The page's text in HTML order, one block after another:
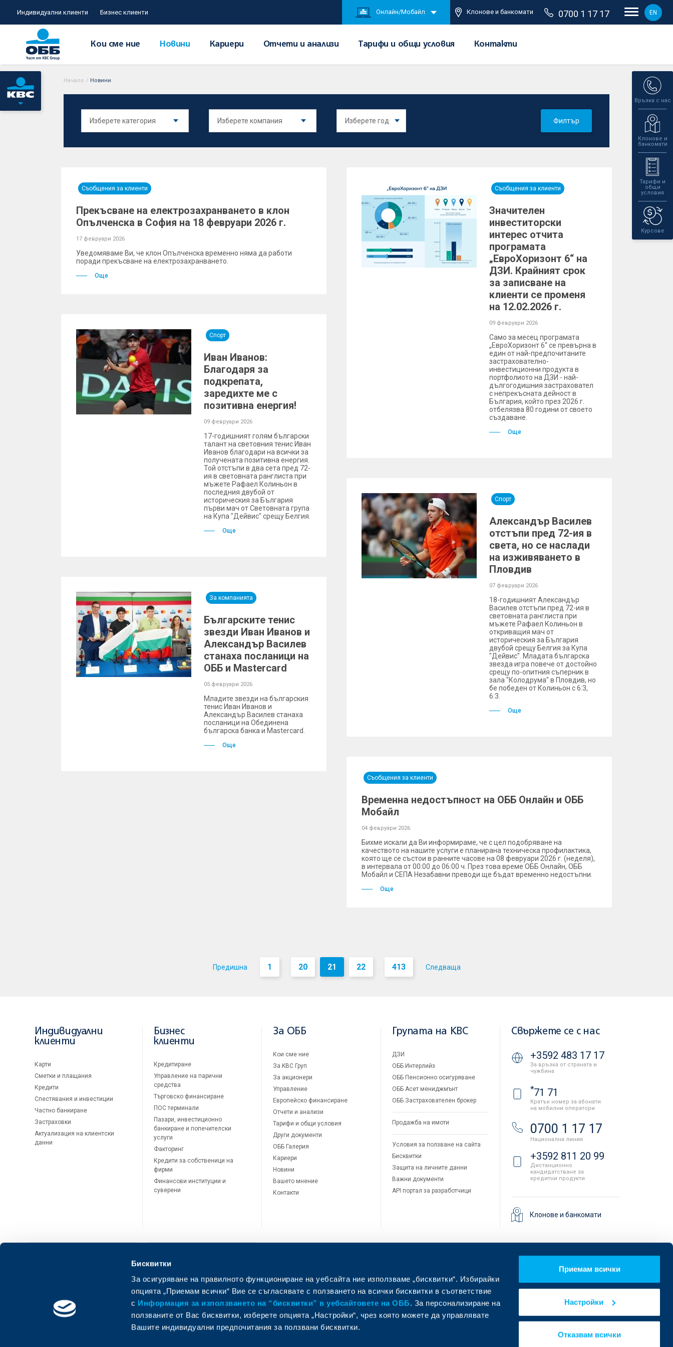
Бисквитки
За осигуряване на правилното функциониране на уебсайта ние използваме „бисквитки“. Избирайки
опцията „Приемам всички“ Вие се съгласявате с ползването на всички бисквитки в съответствие
с Информация за използването на “бисквитки” в уебсайтовете на ОББ. За персонализиране на
ползваните от Вас бисквитки, изберете опцията „Настройки“, чрез която можете да управлявате
Вашите индивидуални предпочитания за ползвани бисквитки.
Приемам всички
Настройки
Отказвам всички
Индивидуални клиенти Бизнес клиенти Онлайн/Мобайл Клонове и банкомати 0700 1 17 17 EN
Кои сме ние Новини Кариери Отчети и анализи Тарифи и общи условия Контакти
Връзка с нас
Клонове и
банкомати
Тарифи и
общи
условия
Курсове
Начало / Новини
Филтър
Съобщения за клиенти
Прекъсване на електрозахранването в клон
Опълченска в София на 18 февруари 2026 г.
17 февруари 2026
Уведомяваме Ви, че клон Опълченска временно няма да работи
поради прекъсване на електрозахранването.
Още
Съобщения за клиенти
Значителен
инвеститорски
интерес отчита
програмата
„ЕвроХоризонт 6“ на
ДЗИ. Крайният срок
за записване на
клиенти се променя
на 12.02.2026 г.
09 февруари 2026
Само за месец програмата
„ЕвроХоризонт 6“ се превърна в
един от най-предпочитаните
застрахователно-
инвестиционни продукта в
портфолиото на ДЗИ - най-
дългогодишния застраховател
с непрекъсната дейност в
България, който през 2026 г.
отбелязва 80 години от своето
създаване.
Още
Спорт
Иван Иванов:
Благодаря за
подкрепата,
заредихте ме с
позитивна енергия!
09 февруари 2026
17-годишният голям български
талант на световния тенис Иван
Иванов благодари на всички за
получената позитивна енергия.
Той отстъпи в два сета пред 72-
ия в световната ранглиста при
мъжете Рафаел Колиньон в
последния двубой от
историческия за България
първи мач от Световната група
на Купа "Дейвис" срещу Белгия.
Още
Спорт
Александър Василев
отстъпи пред 72-ия в
света, но се наслади
на изживяването в
Пловдив
07 февруари 2026
18-годишният Александър
Василев отстъпи пред 72-ия в
световната ранглиста при
мъжете Рафаел Колиньон в
откриващия мач от
историческия за България
двубой срещу Белгия за Купа
"Дейвис". Младата българска
звезда игра повече от достойно
срещу по-опитния съперник в
зала "Колодрума" в Пловдив, но
бе победен от Колиньон с 6:3,
6:3.
Още
За компанията
Българските тенис
звезди Иван Иванов и
Александър Василев
станаха посланици на
ОББ и Mastercard
05 февруари 2026
Младите звезди на българския
тенис Иван Иванов и
Александър Василев станаха
посланици на Обединена
българска банка и Mastercard.
Още
Съобщения за клиенти
Временна недостъпност на ОББ Онлайн и ОББ
Мобайл
04 февруари 2026
Бихме искали да Ви информираме, че с цел подобряване на
качеството на нашите услуги е планирана техническа профилактика,
която ще се състои в ранните часове на 08 февруари 2026 г. (неделя),
в интервала от 00:00 до 06:00 ч. През това време ОББ Онлайн, ОББ
Мобайл и СЕПА Незабавни преводи ще бъдат временно недостъпни.
Още
Предишна 1 ... 20 21 22 ... 413 Следваща
Индивидуални
клиенти
Карти
Сметки и плащания
Кредити
Спестявания и инвестиции
Частно банкиране
Застраховки
Актуализация на клиентски
данни
Бизнес
клиенти
Кредитиране
Управление на парични
средства
Търговско финансиране
ПОС терминали
Пазари, инвестиционно
банкиране и попечителски
услуги
Факторинг
Кредити за собственици на
фирми
Финансови институции и
суверени
За ОББ
Кои сме ние
За KBC Груп
За акционери
Управление
Европейско финансиране
Отчети и анализи
Тарифи и общи условия
Други документи
ОББ Галерия
Кариери
Новини
Вашето мнение
Контакти
Групата на KBC
ДЗИ
ОББ Интерлийз
ОББ Пенсионно осигуряване
ОББ Асет мениджмънт
ОББ Застрахователен брокер
Продажба на имоти
Условия за ползване на сайта
Бисквитки
Защита на личните данни
Важни документи
API портал за разработчици
Свържете се с нас
+3592 483 17 17
За връзка от страната и
чужбина
*71 71
Кратък номер за абонати
на мобилни оператори
0700 1 17 17
Национална линия
+3592 811 20 99
Дистанционно
кандидатстване за
кредитни продукти
Клонове и банкомати
ОББ Мобайл
Намерете ни в социалните мрежи: